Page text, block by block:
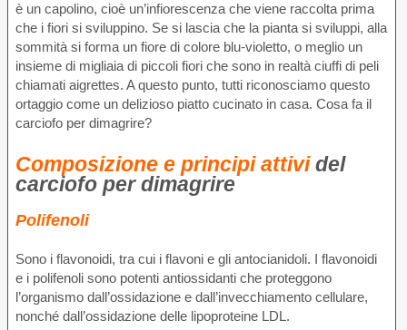
è un capolino, cioè un’infiorescenza che viene raccolta prima
che i fiori si sviluppino. Se si lascia che la pianta si sviluppi, alla
sommità si forma un fiore di colore blu-violetto, o meglio un
insieme di migliaia di piccoli fiori che sono in realtà ciuffi di peli
chiamati aigrettes. A questo punto, tutti riconosciamo questo
ortaggio come un delizioso piatto cucinato in casa. Cosa fa il
carciofo per dimagrire?
Composizione e principi attividel
carciofo per dimagrire
Polifenoli
Sono i flavonoidi, tra cui i flavoni e gli antocianidoli. I flavonoidi
e i polifenoli sono potenti antiossidanti che proteggono
l’organismo dall’ossidazione e dall’invecchiamento cellulare,
nonché dall’ossidazione delle lipoproteine LDL.